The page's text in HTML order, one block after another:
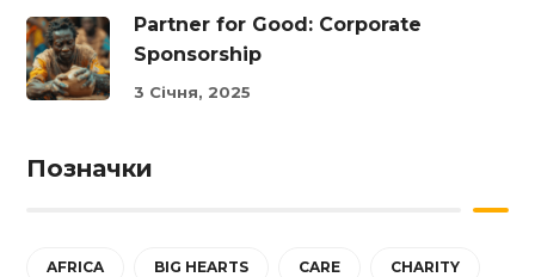
Partner for Good: Corporate
Sponsorship
3 Січня, 2025
Позначки
AFRICA BIG HEARTS CARE CHARITY